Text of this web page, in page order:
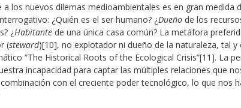
a los nuevos dilemas medioambientales es en gran
¿Quién es el ser humano? ¿Dueño de los
¿Habitante de una única casa común? La metáfora
(steward)[10], no explotador ni dueño de la naturaleza, tal
“The Historical Roots of the Ecological Crisis”[11]. La
incapacidad para captar las múltiples relaciones que
con el creciente poder tecnológico, lo que nos